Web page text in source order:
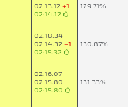
02:13.12 +1
02:14.12
129.71%
02:18.34
02:14.32 +1
02:15.32
130.87%
02:16.07
02:15.80
02:15.80
131.33%